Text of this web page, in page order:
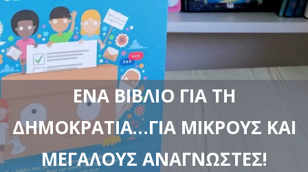
ΈΝΑ ΒΙΒΛΊΟ ΓΙΑ ΤΗ
ΔΗΜΟΚΡΑΤΊΑ…ΓΙΑ ΜΙΚΡΟΎΣ ΚΑΙ
ΜΕΓΆΛΟΥΣ ΑΝΑΓΝΏΣΤΕΣ!